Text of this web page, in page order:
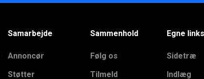
Samarbejde
Annoncør
Støtter
Sammenhold
Følg os
Tilmeld
Egne links
Sidetræ
Indlæg